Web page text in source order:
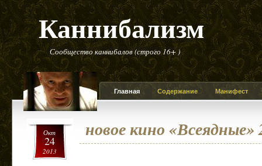
Каннибализм
Сообщество каннибалов (строго 16+ )
Главная Содержание Манифест
Окт
24
2013
новое кино «Всеядные»